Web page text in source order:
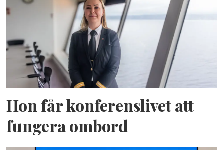
Hon får konferenslivet att
fungera ombord